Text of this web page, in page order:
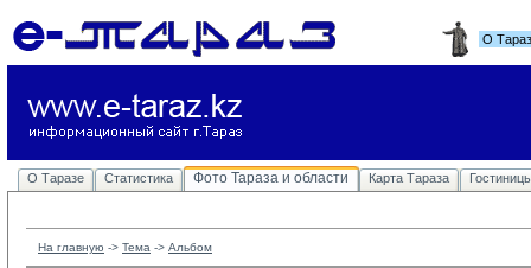
О
О Таразе Статистика Фото Тараза и области Карта Тараза
На главную -> Тема -> Альбом